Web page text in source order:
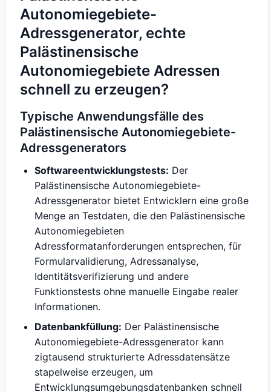
Autonomiegebiete-
Adressgenerator, echte
Palästinensische
Autonomiegebiete Adressen
schnell zu erzeugen?
Typische Anwendungsfälle des
Palästinensische Autonomiegebiete-
Adressgenerators
Softwareentwicklungstests: Der
Palästinensische Autonomiegebiete-
Adressgenerator bietet Entwicklern eine große
Menge an Testdaten, die den Palästinensische
Autonomiegebieten
Adressformatanforderungen entsprechen, für
Formularvalidierung, Adressanalyse,
Identitätsverifizierung und andere
Funktionstests ohne manuelle Eingabe realer
Informationen.
Datenbankfüllung: Der Palästinensische
Autonomiegebiete-Adressgenerator kann
zigtausend strukturierte Adressdatensätze
stapelweise erzeugen, um
Entwicklungsumgebungsdatenbanken schnell